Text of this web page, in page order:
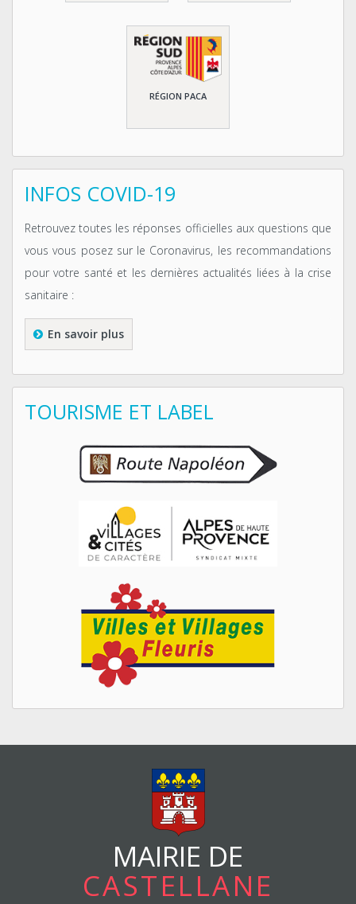
RÉGION PACA
INFOS COVID-19
Retrouvez toutes les réponses officielles aux questions que
vous vous posez sur le Coronavirus, les recommandations
pour votre santé et les dernières actualités liées à la crise
sanitaire :
En savoir plus
TOURISME ET LABEL
MAIRIE DE
CASTELLANE